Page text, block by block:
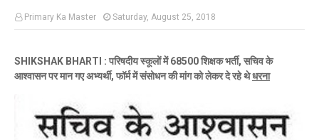
Primary Ka Master Saturday, August 25, 2018
SHIKSHAK BHARTI : परिषदीय स्कूलों में 68500 शिक्षक भर्ती, सचिव के
आश्वासन पर मान गए अभ्यर्थी, फॉर्म में संसोधन की मांग को लेकर दे रहे थेधरना